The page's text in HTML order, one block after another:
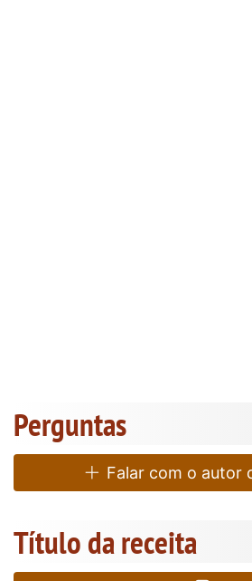
Perguntas
Falar com o autor
Título da receita